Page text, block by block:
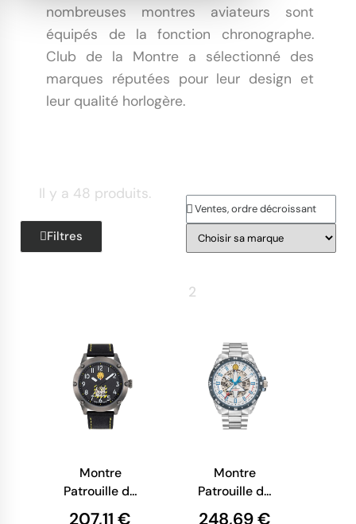
nombreuses montres aviateurs sont
équipés de la fonction chronographe.
Club de la Montre a sélectionné des
marques réputées pour leur design et
leur qualité horlogère.
Il y a 48 produits.
Filtres
2
Montre
Patrouille de
France -
Montre
Patrouille de
France -